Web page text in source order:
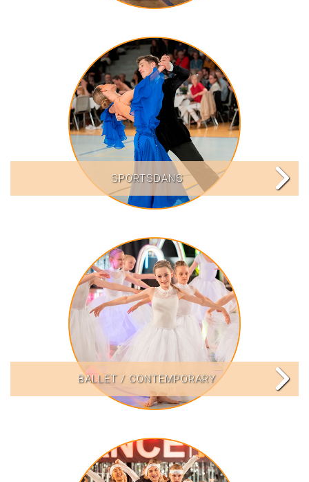
SPORTSDANS
BALLET / CONTEMPORARY